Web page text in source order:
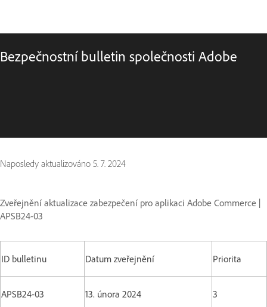
Bezpečnostní bulletin společnosti Adobe
Naposledy aktualizováno 5. 7. 2024
Zveřejnění aktualizace zabezpečení pro aplikaci Adobe Commerce |
APSB24-03
ID bulletinu Datum zveřejnění Priorita
APSB24-03 13. února 2024 3